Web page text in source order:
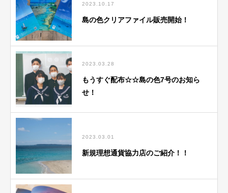
2023.10.17
島の色クリアファイル販売開始！
2023.03.28
もうすぐ配布☆☆島の色7号のお知ら
せ！
2023.03.01
新規理想通貨協力店のご紹介！！